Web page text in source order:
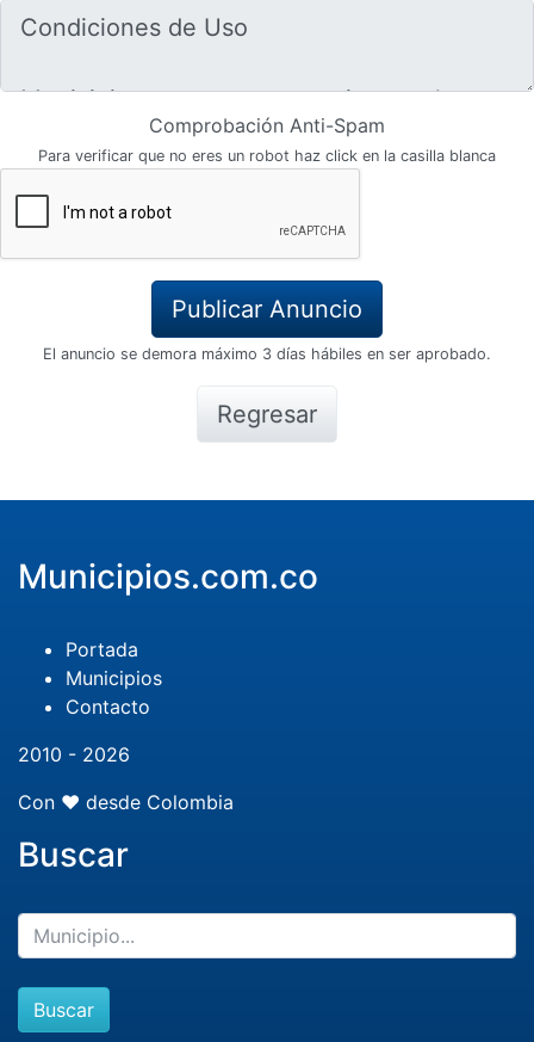
Comprobación Anti-Spam
Para verificar que no eres un robot haz click en la casilla blanca
El anuncio se demora máximo 3 días hábiles en ser aprobado.
Regresar
Municipios.com.co
Portada
Municipios
Contacto
2010 - 2026
Con ❤️ desde Colombia
Buscar
Buscar